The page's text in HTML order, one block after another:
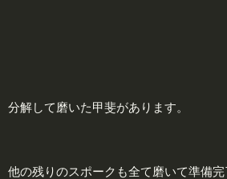
分解して磨いた甲斐があります。
他の残りのスポークも全て磨いて準備完